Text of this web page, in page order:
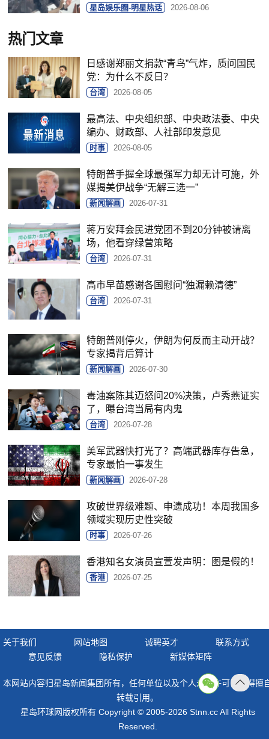
星岛娱乐圈-明星热话 2026-08-06
热门文章
日感谢郑丽文捐款“青鸟”气炸，质问国民
党：为什么不反日？
台湾 2026-08-05
最高法、中央组织部、中央政法委、中央
编办、财政部、人社部印发意见
时事 2026-08-05
特朗普手握全球最强军力却无计可施，外
媒揭美伊战争“无解三选一”
新闻解画 2026-07-31
蒋万安拜会民进党团不到20分钟被请离
场，他看穿绿营策略
台湾 2026-07-31
高市早苗感谢各国慰问“独漏赖清德”
台湾 2026-07-31
特朗普刚停火，伊朗为何反而主动开战？
专家揭背后算计
新闻解画 2026-07-30
毒油案陈其迈怒问20%决策，卢秀燕证实
了，曝台湾当局有内鬼
台湾 2026-07-28
美军武器快打光了？高端武器库存告急，
专家最怕一事发生
新闻解画 2026-07-28
攻破世界级难题、申遗成功！本周我国多
领域实现历史性突破
时事 2026-07-26
香港知名女演员宣萱发声明：图是假的！
香港 2026-07-25
关于我们 网站地图 诚聘英才
联系方式
意见反馈
隐私保护 新媒体矩阵
本网站内容归星岛新闻集团所有，任何单位以及个人未经许可，不得擅
转载引用。
星岛环球网版权所有 Copyright © 2005-2026 Stnn.cc All Rights
Reserved.
顶部